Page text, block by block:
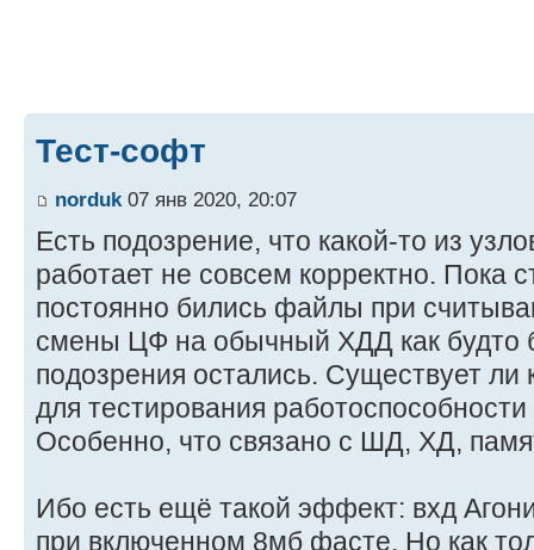
Тест-софт
norduk 07 янв 2020, 20:07
Есть подозрение, что какой-то из
работает не совсем корректно. Пока
постоянно бились файлы при
смены ЦФ на обычный ХДД как будто
подозрения остались. Существует ли
для тестирования
Особенно, что связано с ШД, ХД,
Ибо есть ещё такой эффект: вхд
при включенном 8мб фасте. Но как